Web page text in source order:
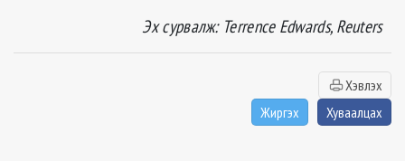
Эх сурвалж: Terrence Edwards, Reuters
Хэвлэх
Жиргэх
Хуваалцах